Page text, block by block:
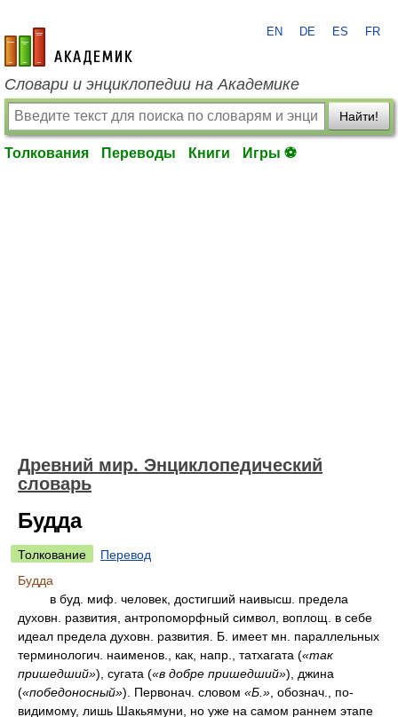
academic.ru
EN DE ES FR
Словари и энциклопедии на Академике
Найти!
Толкования Переводы Книги Игры ⚽
Древний мир. Энциклопедический
словарь
Будда
Толкование
Перевод
Будда
в буд. миф. человек, достигший наивысш. предела
духовн. развития, антропоморфный символ, воплощ. в себе
идеал предела духовн. развития. Б. имеет мн. параллельных
терминологич. наименов., как, напр., татхагата («так
пришедший»), сугата («в добре пришедший»), джина
(«победоносный»). Первонач. словом «Б.» , обознач., по-
видимому, лишь Шакьямуни, но уже на самом раннем этапе